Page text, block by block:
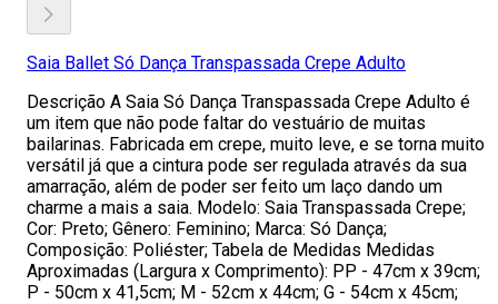
Saia Ballet Só Dança Transpassada Crepe Adulto
Descrição A Saia Só Dança Transpassada Crepe Adulto é
um item que não pode faltar do vestuário de muitas
bailarinas. Fabricada em crepe, muito leve, e se torna muito
versátil já que a cintura pode ser regulada através da sua
amarração, além de poder ser feito um laço dando um
charme a mais a saia. Modelo: Saia Transpassada Crepe;
Cor: Preto; Gênero: Feminino; Marca: Só Dança;
Composição: Poliéster; Tabela de Medidas Medidas
Aproximadas (Largura x Comprimento): PP - 47cm x 39cm;
P - 50cm x 41,5cm; M - 52cm x 44cm; G - 54cm x 45cm;